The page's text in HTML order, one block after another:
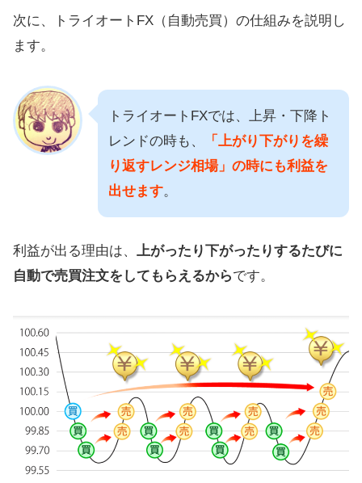
次に、トライオートFX（自動売買）の仕組みを説明し
ます。
トライオートFXでは、上昇・下降ト
レンドの時も、
「上がり下がりを繰
り返すレンジ相場」の時にも利益を
出せます。
利益が出る理由は、 上がったり下がったりするたびに
自動で売買注文をしてもらえるからです。